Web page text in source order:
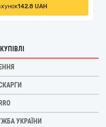
142.8 UAH
УКРАЇНИ